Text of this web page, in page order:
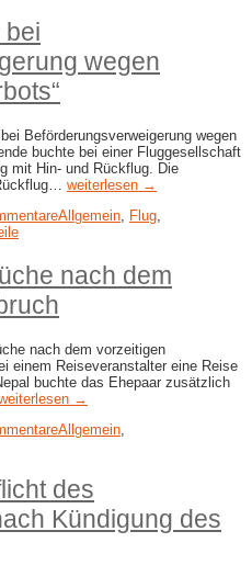
wegen
Beförderungsverweigerung wegen
buchte bei einer Fluggesellschaft
mit Hin- und Rückflug. Die
weiterlesen →
Allgemein Flug
nach dem
nach dem vorzeitigen
einem Reiseveranstalter eine Reise
buchte das Ehepaar zusätzlich
→
Allgemein,
des
Kündigung des